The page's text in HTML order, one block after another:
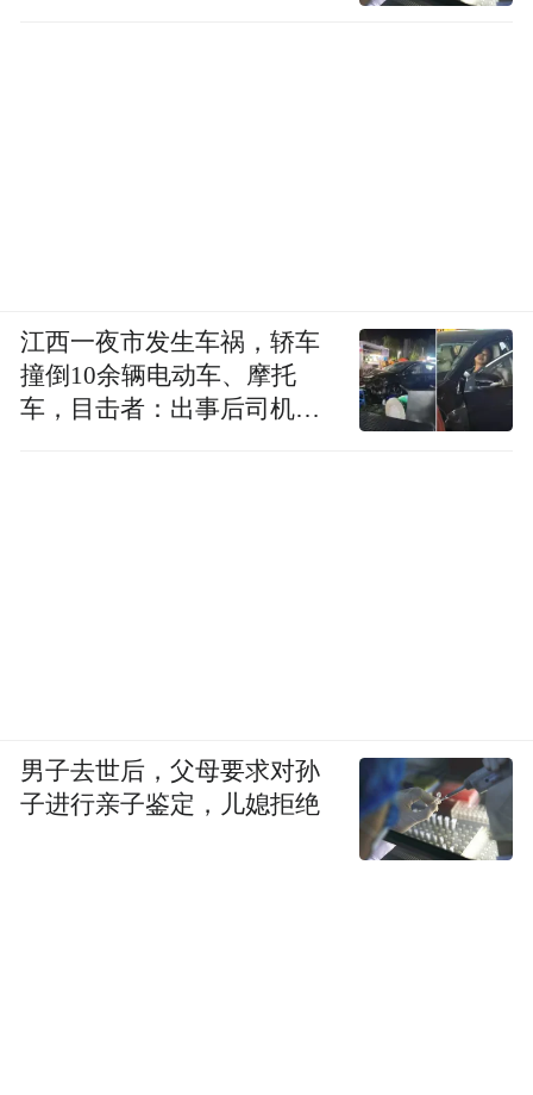
江西一夜市发生车祸，轿车
撞倒10余辆电动车、摩托
车，目击者：出事后司机一
男子去世后，父母要求对孙
子进行亲子鉴定，儿媳拒绝